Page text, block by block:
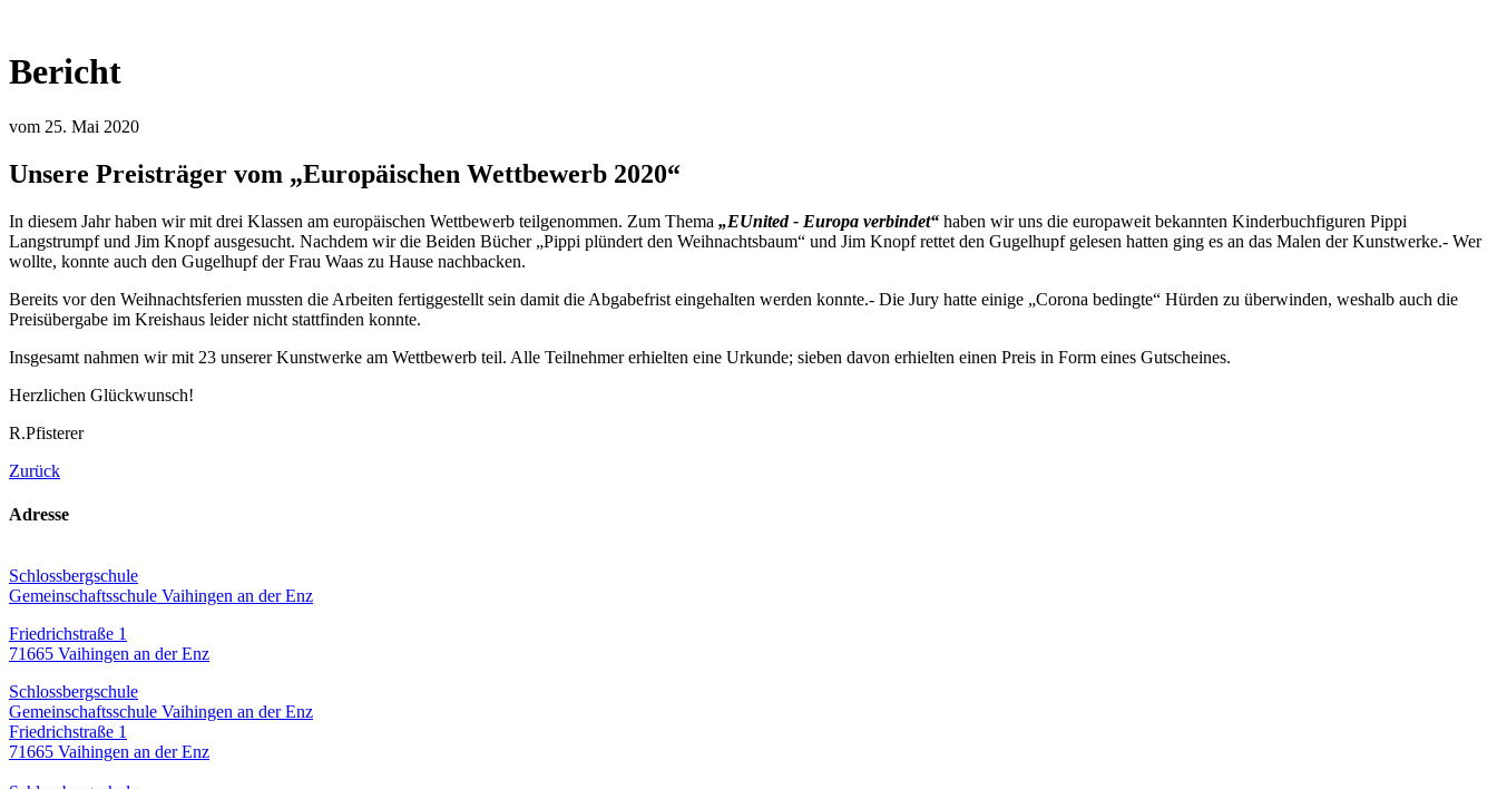
Bericht
vom 25. Mai 2020
Unsere Preisträger vom „Europäischen Wettbewerb 2020“
In diesem Jahr haben wir mit drei Klassen am europäischen Wettbewerb teilgenommen. Zum Thema „EUnited - Europa verbindet“ haben wir uns die europaweit bekannten Kinderbuchfiguren Pippi
Langstrumpf und Jim Knopf ausgesucht. Nachdem wir die Beiden Bücher „Pippi plündert den Weihnachtsbaum“ und Jim Knopf rettet den Gugelhupf gelesen hatten ging es an das Malen der Kunstwerke.- Wer
wollte, konnte auch den Gugelhupf der Frau Waas zu Hause nachbacken.
Bereits vor den Weihnachtsferien mussten die Arbeiten fertiggestellt sein damit die Abgabefrist eingehalten werden konnte.- Die Jury hatte einige „Corona bedingte“ Hürden zu überwinden, weshalb auch die
Preisübergabe im Kreishaus leider nicht stattfinden konnte.
Insgesamt nahmen wir mit 23 unserer Kunstwerke am Wettbewerb teil. Alle Teilnehmer erhielten eine Urkunde; sieben davon erhielten einen Preis in Form eines Gutscheines.
Herzlichen Glückwunsch!
R.Pfisterer
Zurück
Adresse
Schlossbergschule
Gemeinschaftsschule Vaihingen an der Enz
Friedrichstraße 1
71665 Vaihingen an der Enz
Schlossbergschule
Gemeinschaftsschule Vaihingen an der Enz
Friedrichstraße 1
71665 Vaihingen an der Enz